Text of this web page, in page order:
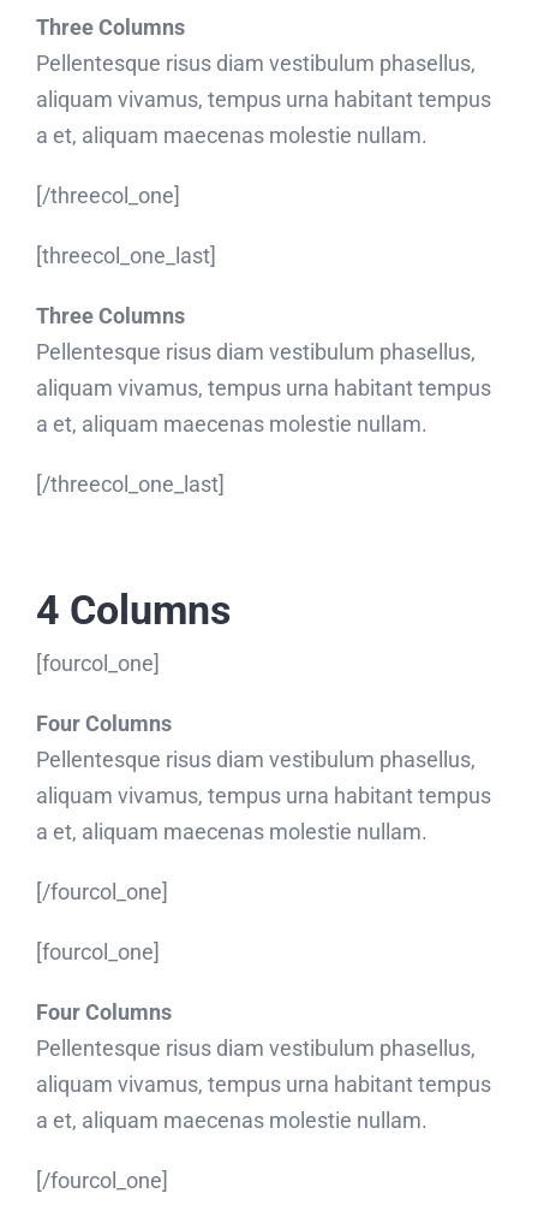
Three Columns
Pellentesque risus diam vestibulum phasellus,
aliquam vivamus, tempus urna habitant tempus
a et, aliquam maecenas molestie nullam.
[/threecol_one]
[threecol_one_last]
Three Columns
Pellentesque risus diam vestibulum phasellus,
aliquam vivamus, tempus urna habitant tempus
a et, aliquam maecenas molestie nullam.
[/threecol_one_last]
4 Columns
[fourcol_one]
Four Columns
Pellentesque risus diam vestibulum phasellus,
aliquam vivamus, tempus urna habitant tempus
a et, aliquam maecenas molestie nullam.
[/fourcol_one]
[fourcol_one]
Four Columns
Pellentesque risus diam vestibulum phasellus,
aliquam vivamus, tempus urna habitant tempus
a et, aliquam maecenas molestie nullam.
[/fourcol_one]